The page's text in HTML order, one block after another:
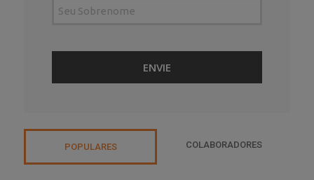
POPULARES COLABORADORES